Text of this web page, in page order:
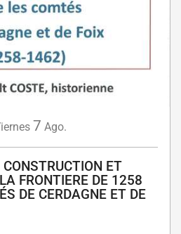
7 Ago.
ET
FRONTIERE DE 1258
DE CERDAGNE ET DE